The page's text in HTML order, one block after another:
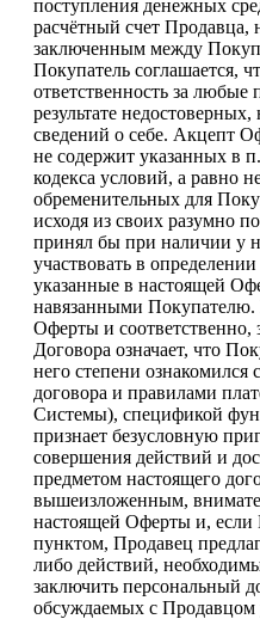
поступления денежных
расчётный счет Продавца,
заключенным между
Покупатель соглашается,
ответственность за
результате
сведений о себе. Акцепт
не содержит указанных в
кодекса условий, а равно
обременительных для
исходя из своих разумно
принял бы при наличии у
участвовать в
указанные в настоящей
навязанными Покупателю.
Оферты и соответственно,
Договора означает, что
него степени ознакомился
договора и правилами
Системы), спецификой
признает безусловную
совершения действий и
предметом настоящего
вышеизложенным,
настоящей Оферты и,
пунктом, Продавец
либо действий,
заключить персональный
обсуждаемых с Продавцом